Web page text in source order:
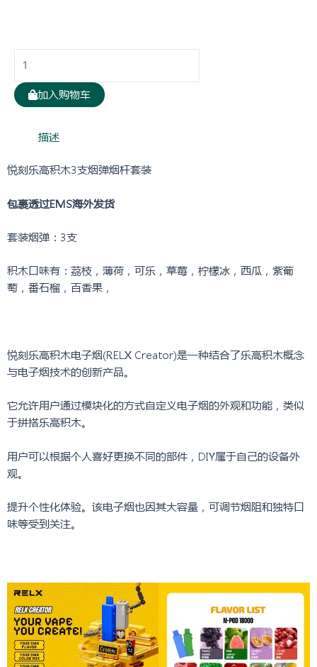
加入购物车
描述
悦刻乐高积木3支烟弹烟杆套装
包裹透过EMS海外发货
套装烟弹：3支
积木口味有：茘枝，薄荷，可乐，草莓，柠檬冰，西瓜，紫葡
萄，番石榴，百香果，
悦刻乐高积木电子烟(RELX Creator)是一种结合了乐高积木概念
与电子烟技术的创新产品。
它允许用户通过模块化的方式自定义电子烟的外观和功能，类似
于拼搭乐高积木。
用户可以根据个人喜好更换不同的部件，DIY属于自己的设备外
观。
提升个性化体验。该电子烟也因其大容量，可调节烟阻和独特口
味等受到关注。